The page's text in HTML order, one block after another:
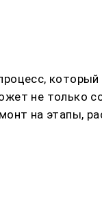
который
не только
на этапы,